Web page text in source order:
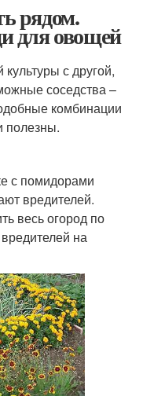
рядом.
для овощей
с другой,
соседства –
комбинации
полезны.
с помидорами
вредителей.
весь огород по
на